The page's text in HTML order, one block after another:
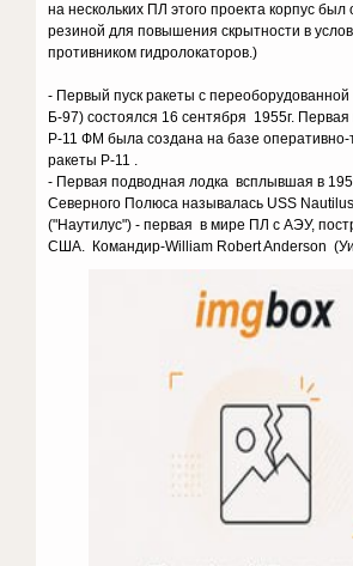
на нескольких ПЛ этого проекта корпус был
резиной для повышения скрытности в
противником гидролокаторов.)
- Первый пуск ракеты с
Б-97) состоялся 16 сентября 1955г. Первая
Р-11 ФМ была создана на базе оперативно-
ракеты Р-11 .
- Первая подводная лодка всплывшая в
Северного Полюса называлась USS
("Наутилус") - первая в мире ПЛ с АЭУ,
США. Командир-William Robert Anderson